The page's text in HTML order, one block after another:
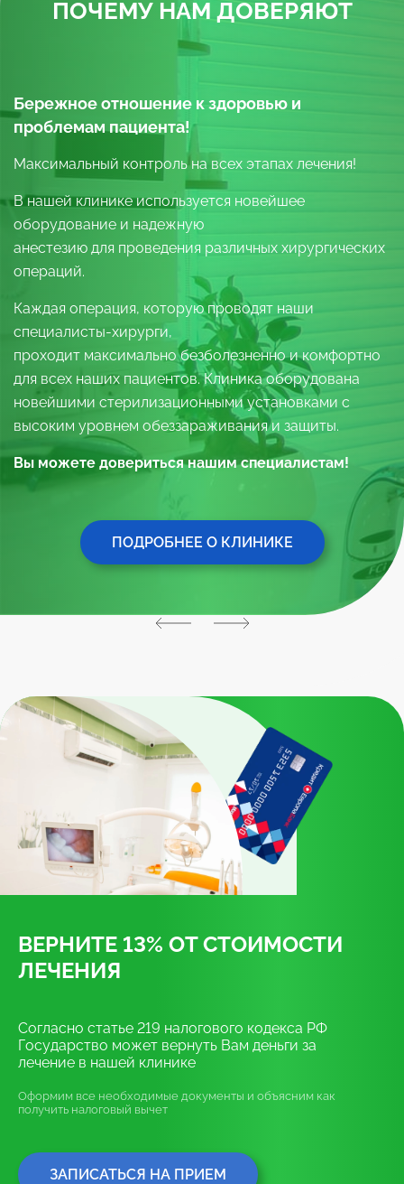
ПОЧЕМУ НАМ ДОВЕРЯЮТ
Бережное отношение к здоровью и
проблемам пациента!
Максимальный контроль на всех этапах лечения!
В нашей клинике используется новейшее
оборудование и надежную
анестезию для проведения различных хирургических
операций.
Каждая операция, которую проводят наши
специалисты-хирурги,
проходит максимально безболезненно и комфортно
для всех наших пациентов. Клиника оборудована
новейшими стерилизационными установками с
высоким уровнем обеззараживания и защиты.
Вы можете довериться нашим специалистам!
ПОДРОБНЕЕ О КЛИНИКЕ
ВЕРНИТЕ 13% ОТ СТОИМОСТИ
ЛЕЧЕНИЯ
Согласно статье 219 налогового кодекса РФ
Государство может вернуть Вам деньги за
лечение в нашей клинике
Оформим все необходимые документы и объясним как
получить налоговый вычет
ЗАПИСАТЬСЯ НА ПРИЕМ